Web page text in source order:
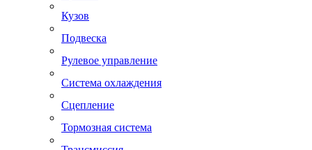
Кузов
Подвеска
Рулевое управление
Система охлаждения
Сцепление
Тормозная система